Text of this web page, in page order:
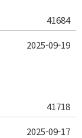
41684
41718
2025-09-19
2025-09-17